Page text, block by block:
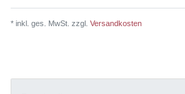
* inkl. ges. MwSt. zzgl. Versandkosten